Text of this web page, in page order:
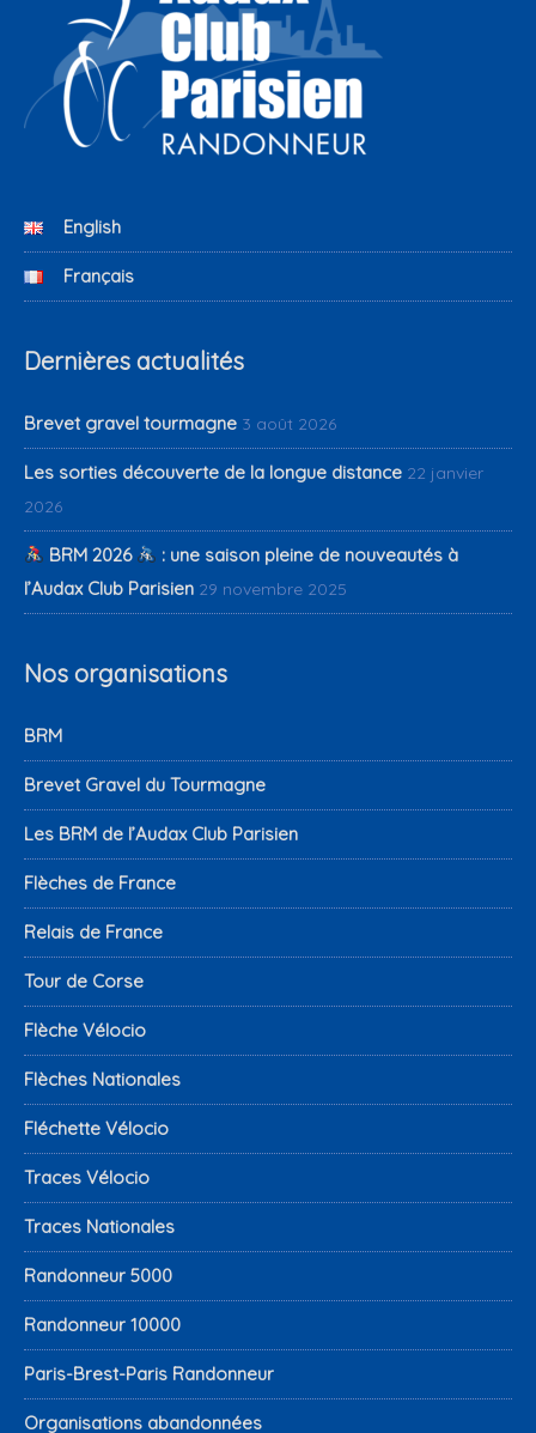
English
Français
Dernières actualités
Brevet gravel tourmagne 3 août 2026
Les sorties découverte de la longue distance 22 janvier
2026
BRM 2026
: une saison pleine de nouveautés à
l’Audax Club Parisien 29 novembre 2025
Nos organisations
BRM
Brevet Gravel du Tourmagne
Les BRM de l’Audax Club Parisien
Flèches de France
Relais de France
Tour de Corse
Flèche Vélocio
Flèches Nationales
Fléchette Vélocio
Traces Vélocio
Traces Nationales
Randonneur 5000
Randonneur 10000
Paris-Brest-Paris Randonneur
Organisations abandonnées